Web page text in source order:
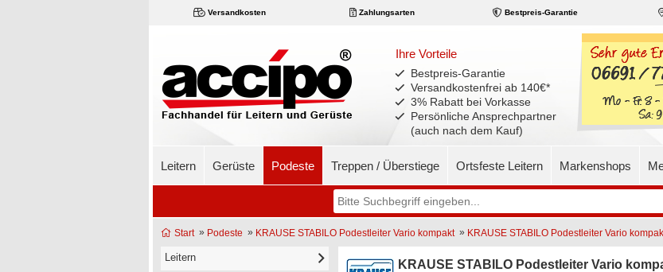
Versandkosten Zahlungsarten Bestpreis-Garantie
Ihre Vorteile
Bestpreis-Garantie
Versandkostenfrei ab 140€*
3% Rabatt bei Vorkasse
Persönliche Ansprechpartner
(auch nach dem Kauf)
Leitern Gerüste Podeste Treppen / Überstiege Ortsfeste Leitern Markenshops
Start» Podeste » KRAUSE STABILO Podestleiter Vario kompakt» KRAUSE STABILO Podestleiter Vario
Leitern
KRAUSE STABILO Podestleiter Vario